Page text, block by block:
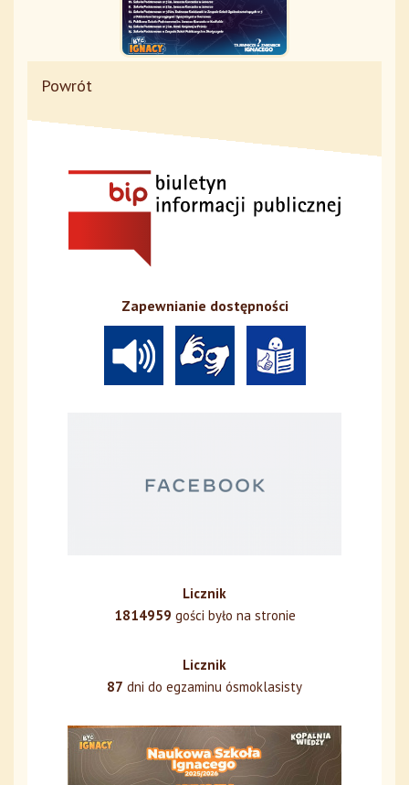
Powrót
Zapewnianie dostępności
Licznik
1814959 gości było na stronie
Licznik
87 dni do egzaminu ósmoklasisty